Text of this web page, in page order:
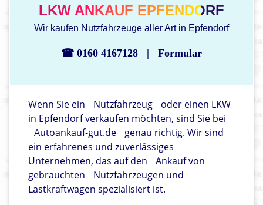
LKW ANKAUF EPFENDORF
Wir kaufen Nutzfahrzeuge aller Art in Epfendorf
☎ 0160 4167128 | Formular
Wenn Sie ein Nutzfahrzeug
oder einen LKW
in Epfendorf verkaufen möchten, sind Sie bei
Autoankauf-gut.de
genau richtig. Wir sind
ein erfahrenes und zuverlässiges
Unternehmen, das auf den
Ankauf von
gebrauchten
Nutzfahrzeugen und
Lastkraftwagen spezialisiert ist.